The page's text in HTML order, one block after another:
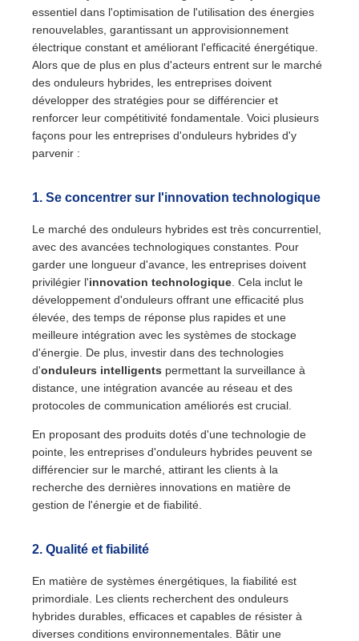
essentiel dans l'optimisation de l'utilisation des énergies
renouvelables, garantissant un approvisionnement
électrique constant et améliorant l'efficacité énergétique.
Alors que de plus en plus d'acteurs entrent sur le marché
des onduleurs hybrides, les entreprises doivent
développer des stratégies pour se différencier et
renforcer leur compétitivité fondamentale. Voici plusieurs
façons pour les entreprises d'onduleurs hybrides d'y
parvenir :
1. Se concentrer sur l'innovation technologique
Le marché des onduleurs hybrides est très concurrentiel,
avec des avancées technologiques constantes. Pour
garder une longueur d'avance, les entreprises doivent
privilégier l'innovation technologique . Cela inclut le
développement d'onduleurs offrant une efficacité plus
élevée, des temps de réponse plus rapides et une
meilleure intégration avec les systèmes de stockage
d'énergie. De plus, investir dans des technologies
d'onduleurs intelligents permettant la surveillance à
distance, une intégration avancée au réseau et des
protocoles de communication améliorés est crucial.
En proposant des produits dotés d'une technologie de
pointe, les entreprises d'onduleurs hybrides peuvent se
différencier sur le marché, attirant les clients à la
recherche des dernières innovations en matière de
gestion de l'énergie et de fiabilité.
2. Qualité et fiabilité
En matière de systèmes énergétiques, la fiabilité est
primordiale. Les clients recherchent des onduleurs
hybrides durables, efficaces et capables de résister à
diverses conditions environnementales. Bâtir une